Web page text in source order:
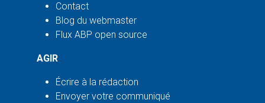
Contact
Blog du webmaster
Flux ABP open source
AGIR
Écrire à la rédaction
Envoyer votre communiqué